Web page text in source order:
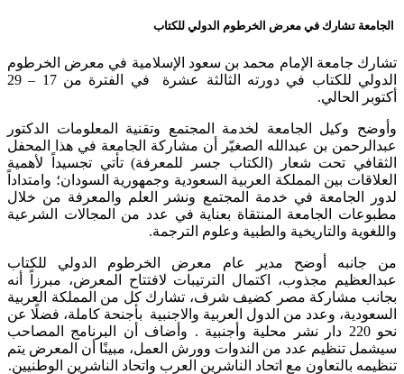
الجامعة تشارك في معرض الخرطوم الدولي للكتاب
تشارك جامعة الإمام محمد بن سعود الإسلامية في معرض الخرطوم
الدولي للكتاب في دورته الثالثة عشرة في الفترة من 17 – 29
أكتوبر الحالي.
وأوضح وكيل الجامعة لخدمة المجتمع وتقنية المعلومات الدكتور
عبدالرحمن بن عبدالله الصغيّر أن مشاركة الجامعة في هذا المحفل
الثقافي تحت شعار (الكتاب جسر للمعرفة) تأتي تجسيداً لأهمية
العلاقات بين المملكة العربية السعودية وجمهورية السودان؛ وامتداداً
لدور الجامعة في خدمة المجتمع ونشر العلم والمعرفة من خلال
مطبوعات الجامعة المنتقاة بعناية في عدد من المجالات الشرعية
واللغوية والتاريخية والطبية وعلوم الترجمة.
من جانبه أوضح مدير عام معرض الخرطوم الدولي للكتاب
عبدالعظيم مجذوب، اكتمال الترتيبات لافتتاح المعرض، مبرزاً أنه
بجانب مشاركة مصر كضيف شرف، تشارك كل من المملكة العربية
السعودية، وعدد من الدول العربية والاجنبية بأجنحة كاملة، فضلًا عن
نحو 220 دار نشر محلية وأجنبية . وأضاف أن البرنامج المصاحب
سيشمل تنظيم عدد من الندوات وورش العمل، مبينًا أن المعرض يتم
تنظيمه بالتعاون مع اتحاد الناشرين العرب واتحاد الناشرين الوطنيين.​